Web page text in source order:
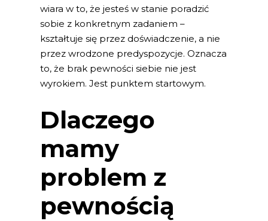
wiara w to, że jesteś w stanie poradzić
sobie z konkretnym zadaniem –
kształtuje się przez doświadczenie, a nie
przez wrodzone predyspozycje. Oznacza
to, że brak pewności siebie nie jest
wyrokiem. Jest punktem startowym.
Dlaczego
mamy
problem z
pewnością